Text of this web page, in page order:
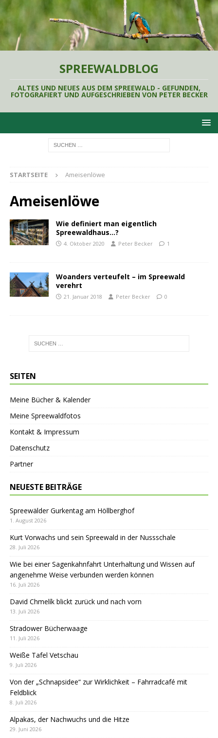
SPREEWALDBLOG
ALTES UND NEUES AUS DEM SPREEWALD - GEFUNDEN,
FOTOGRAFIERT UND AUFGESCHRIEBEN VON PETER BECKER
STARTSEITE Ameisenlöwe
Ameisenlöwe
Wie definiert man eigentlich
Spreewaldhaus…?
4. Oktober 2020 Peter Becker 1
Woanders verteufelt – im Spreewald
verehrt
21. Januar 2018 Peter Becker 0
SEITEN
Meine Bücher & Kalender
Meine Spreewaldfotos
Kontakt & Impressum
Datenschutz
Partner
NEUESTE BEITRÄGE
Spreewälder Gurkentag am Höllberghof
1. August 2026
Kurt Vorwachs und sein Spreewald in der Nussschale
28. Juli 2026
Wie bei einer Sagenkahnfahrt Unterhaltung und Wissen auf
angenehme Weise verbunden werden können
16. Juli 2026
David Chmelík blickt zurück und nach vorn
13. Juli 2026
Stradower Bücherwaage
11. Juli 2026
Weiße Tafel Vetschau
9. Juli 2026
Von der „Schnapsidee“ zur Wirklichkeit – Fahrradcafé mit
Feldblick
8. Juli 2026
Alpakas, der Nachwuchs und die Hitze
29. Juni 2026